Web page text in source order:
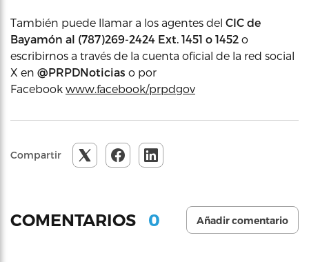
También puede llamar a los agentes del CIC de
Bayamón al (787)269-2424 Ext. 1451 o 1452 o
escribirnos a través de la cuenta oficial de la red social
X en @PRPDNoticias o por
Facebook www.facebook/prpdgov
Compartir
COMENTARIOS 0 Añadir comentario